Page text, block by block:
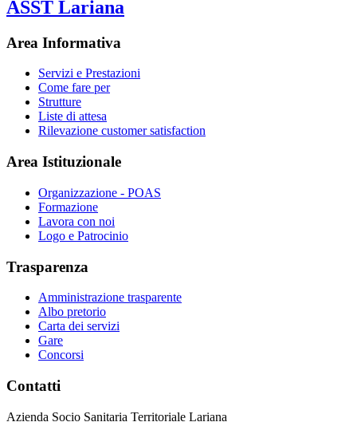
ASST Lariana
Area Informativa
Servizi e Prestazioni
Come fare per
Strutture
Liste di attesa
Rilevazione customer satisfaction
Area Istituzionale
Organizzazione - POAS
Formazione
Lavora con noi
Logo e Patrocinio
Trasparenza
Amministrazione trasparente
Albo pretorio
Carta dei servizi
Gare
Concorsi
Contatti
Azienda Socio Sanitaria Territoriale Lariana